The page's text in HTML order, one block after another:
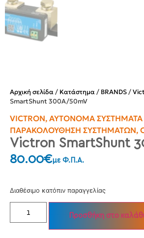
Αρχική σελίδα/ Κατάστημα/ BRANDS/
SmartShunt 300A/50mV
VICTRON, ΑΥΤΌΝΟΜΑ
ΠΑΡΑΚΟΛΟΎΘΗΣΗ ΣΥΣΤΗΜΆΤΩΝ,
Victron SmartShunt
80.00€με Φ.Π.Α.
Διαθέσιμο κατόπιν παραγγελίας
Προσθήκη στο